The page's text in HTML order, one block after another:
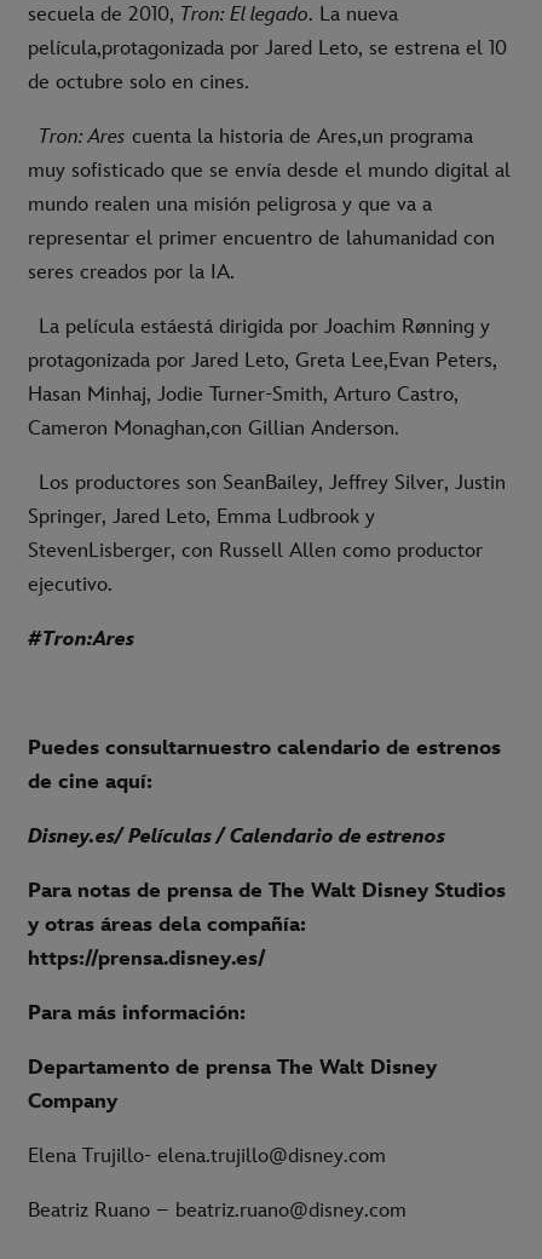
secuela de 2010, Tron: El legado. La nueva
película,protagonizada por Jared Leto, se estrena el 10
de octubre solo en cines.
Tron: Ares cuenta la historia de Ares,un programa
muy sofisticado que se envía desde el mundo digital al
mundo realen una misión peligrosa y que va a
representar el primer encuentro de lahumanidad con
seres creados por la IA.
La película estáestá dirigida por Joachim Rønning y
protagonizada por Jared Leto, Greta Lee,Evan Peters,
Hasan Minhaj, Jodie Turner-Smith, Arturo Castro,
Cameron Monaghan,con Gillian Anderson.
Los productores son SeanBailey, Jeffrey Silver, Justin
Springer, Jared Leto, Emma Ludbrook y
StevenLisberger, con Russell Allen como productor
ejecutivo.
#Tron:Ares
Puedes consultarnuestro calendario de estrenos
de cine aquí:
Disney.es/ Películas / Calendario de estrenos
Para notas de prensa de The Walt Disney Studios
y otras áreas dela compañía:
https://prensa.disney.es/
Para más información:
Departamento de prensa The Walt Disney
Company
Elena Trujillo- elena.trujillo@disney.com
Beatriz Ruano – beatriz.ruano@disney.com